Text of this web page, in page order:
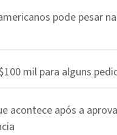
pode pesar
mil para alguns
acontece após a